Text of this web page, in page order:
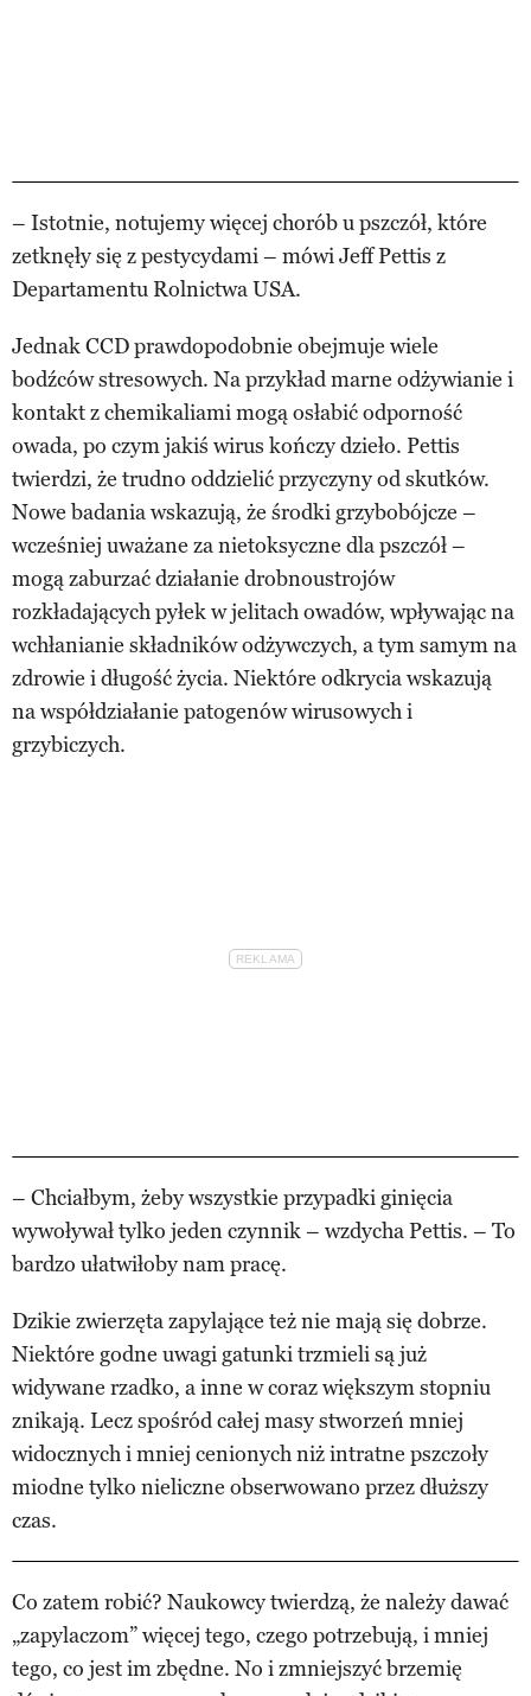
– Istotnie, notujemy więcej chorób u pszczół, które
zetknęły się z pestycydami – mówi Jeff Pettis z
Departamentu Rolnictwa USA.
Jednak CCD prawdopodobnie obejmuje wiele
bodźców stresowych. Na przykład marne odżywianie i
kontakt z chemikaliami mogą osłabić odporność
owada, po czym jakiś wirus kończy dzieło. Pettis
twierdzi, że trudno oddzielić przyczyny od skutków.
Nowe badania wskazują, że środki grzybobójcze –
wcześniej uważane za nietoksyczne dla pszczół –
mogą zaburzać działanie drobnoustrojów
rozkładających pyłek w jelitach owadów, wpływając na
wchłanianie składników odżywczych, a tym samym na
zdrowie i długość życia. Niektóre odkrycia wskazują
na współdziałanie patogenów wirusowych i
grzybiczych.
– Chciałbym, żeby wszystkie przypadki ginięcia
wywoływał tylko jeden czynnik – wzdycha Pettis. – To
bardzo ułatwiłoby nam pracę.
Dzikie zwierzęta zapylające też nie mają się dobrze.
Niektóre godne uwagi gatunki trzmieli są już
widywane rzadko, a inne w coraz większym stopniu
znikają. Lecz spośród całej masy stworzeń mniej
widocznych i mniej cenionych niż intratne pszczoły
miodne tylko nieliczne obserwowano przez dłuższy
czas.
Co zatem robić? Naukowcy twierdzą, że należy dawać
„zapylaczom” więcej tego, czego potrzebują, i mniej
tego, co jest im zbędne. No i zmniejszyć brzemię